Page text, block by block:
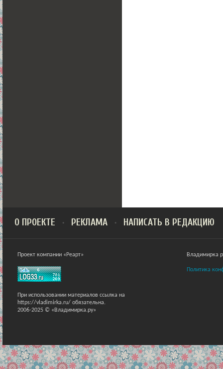
О ПРОЕКТЕ РЕКЛАМА НАПИСАТЬ В РЕДАКЦИЮ
Проект компании «Реарт»
При использовании материалов ссылка на
https://vladimirka.ru/ обязательна.
2006-2025 © «Владимирка.ру»
Владимирка
Политика